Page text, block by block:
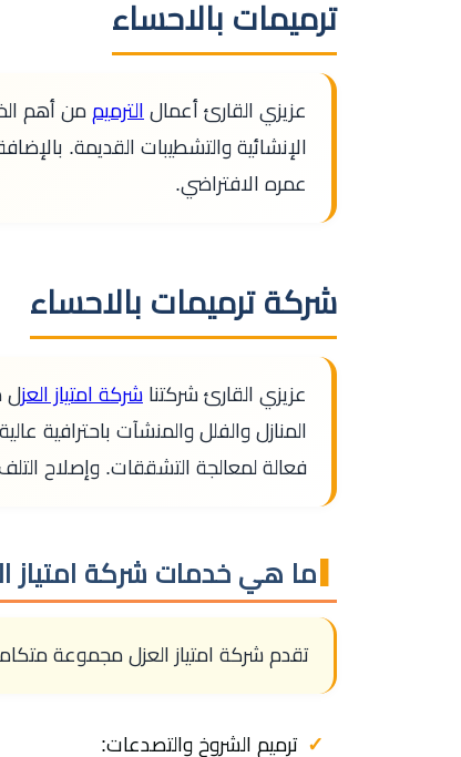
ترميمات بالاحساء
عزيزي القارئ أعمال الترميم من أهم
الإنشائية والتشطيبات القديمة.
عمره الافتراضي.
شركة ترميمات بالاحساء
عزيزي القارئ شركتنا شركة امتياز العز
المنازل والفلل والمنشآت
فعالة لمعالجة التشققات. وإصلاح
ما هي خدمات شركة امتياز
تقدم شركة امتياز العزل مجموعة
ترميم الشروخ والتصدعات: